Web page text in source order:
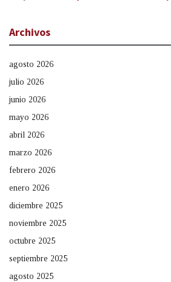
Archivos
agosto 2026
julio 2026
junio 2026
mayo 2026
abril 2026
marzo 2026
febrero 2026
enero 2026
diciembre 2025
noviembre 2025
octubre 2025
septiembre 2025
agosto 2025